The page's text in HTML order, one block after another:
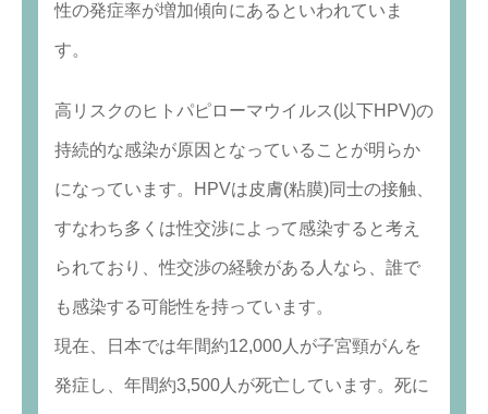
性の発症率が増加傾向にあるといわれていま
す。
高リスクのヒトパピローマウイルス(以下HPV)の
持続的な感染が原因となっていることが明らか
になっています。HPVは皮膚(粘膜)同士の接触、
すなわち多くは性交渉によって感染すると考え
られており、性交渉の経験がある人なら、誰で
も感染する可能性を持っています。
現在、日本では年間約12,000人が子宮頸がんを
発症し、年間約3,500人が死亡しています。死に